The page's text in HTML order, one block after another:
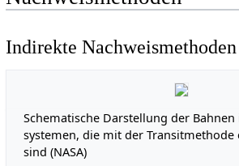
Indirekte Nachweismethoden
Schematische Darstellung der
systemen, die mit der Transit­methode
sind (NASA)